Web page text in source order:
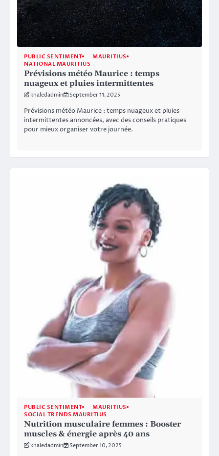
PUBLIC SENTIMENT
MAURITIUS
NATIONAL MAURITIUS
Prévisions météo Maurice : temps
nuageux et pluies intermittentes
khaledadmin September 11, 2025
Prévisions météo Maurice : temps nuageux et pluies
intermittentes annoncées, avec des conseils pratiques
pour mieux organiser votre journée.
PUBLIC SENTIMENT
MAURITIUS
SOCIAL TRENDS MAURITIUS
Nutrition musculaire femmes : Booster
muscles & énergie après 40 ans
khaledadmin September 10, 2025